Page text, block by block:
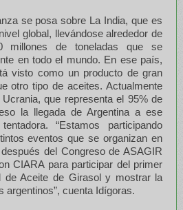
se posa sobre La India, que es
global, llevándose alrededor de
de toneladas que se
en todo el mundo. En ese país,
visto como un producto de gran
otro tipo de aceites. Actualmente
que representa el 95% de
la llegada de Argentina a ese
“Estamos participando
eventos que se organizan en
del Congreso de ASAGIR
CIARA para participar del primer
de Aceite de Girasol y mostrar la
argentinos”, cuenta Idígoras.